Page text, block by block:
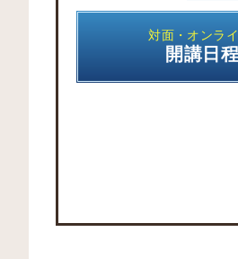
対面・オンラ
開講日